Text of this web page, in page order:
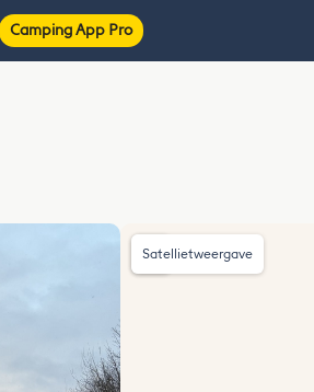
Camping App Pro
Satellietweergave